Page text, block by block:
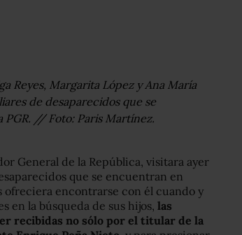
Reyes, Margarita López y Ana María
de desaparecidos que se
// Foto: Paris Martínez.
General de la República, visitara ayer
que se encuentran en
ofreciera encontrarse con él cuando y
en la búsqueda de sus hijos, las
recibidas no sólo por el titular de la